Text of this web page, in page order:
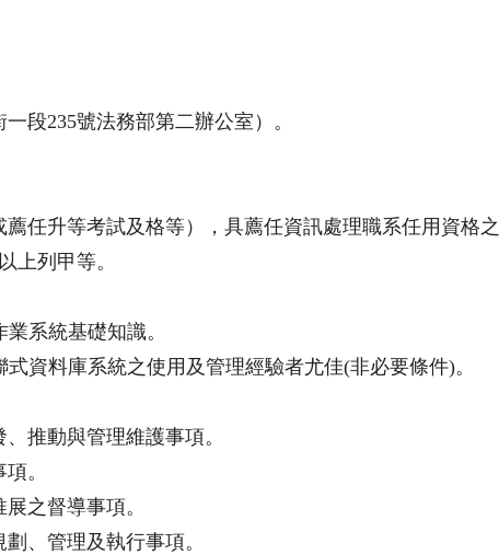
段235號法務部第二辦公室）。
薦任升等考試及格等），具薦任資訊處理職系任用資格
上列甲等。
業系統基礎知識。
資料庫系統之使用及管理經驗者尤佳(非必要條件)。
推動與管理維護事項。
。
之督導事項。
、管理及執行事項。